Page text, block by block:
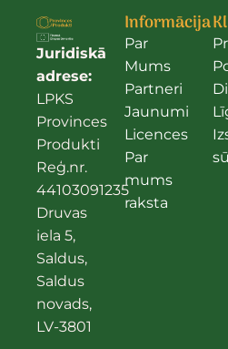
Juridiskā
adrese:
LPKS
Provinces
Produkti
Reģ.nr.
44103091235
Druvas
iela 5,
Saldus,
Saldus
novads,
LV-3801
Informācija
Par
Mums
Partneri
Jaunumi
Licences
Par
mums
raksta